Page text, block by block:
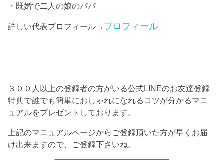
・既婚で二人の娘のパパ
詳しい代表プロフィール→ プロフィール
３００人以上の登録者の方がいる公式LINEのお友達登録
特典で誰でも簡単におしゃれになれるコツが分かるマニ
ュアルをプレゼントしております。
上記のマニュアルページからご登録頂いた方が早くお届
け出来ますので、ご登録下さいね。